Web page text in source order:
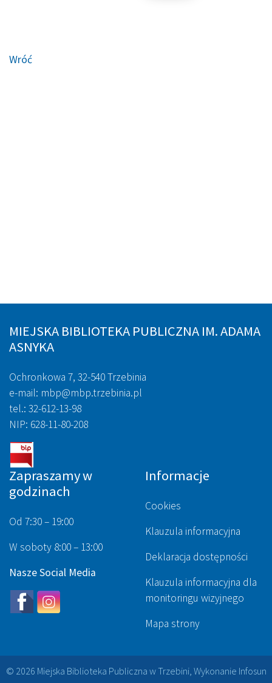
Wróć
MIEJSKA BIBLIOTEKA PUBLICZNA IM. ADAMA
ASNYKA
Ochronkowa 7, 32-540 Trzebinia
e-mail: mbp@mbp.trzebinia.pl
tel.: 32-612-13-98
NIP: 628-11-80-208
Zapraszamy w
godzinach
Od 7:30 – 19:00
W soboty 8:00 – 13:00
Nasze Social Media
Informacje
Cookies
Klauzula informacyjna
Deklaracja dostępności
Klauzula informacyjna dla
monitoringu wizyjnego
Mapa strony
© 2026 Miejska Biblioteka Publiczna w Trzebini, Wykonanie Infosun